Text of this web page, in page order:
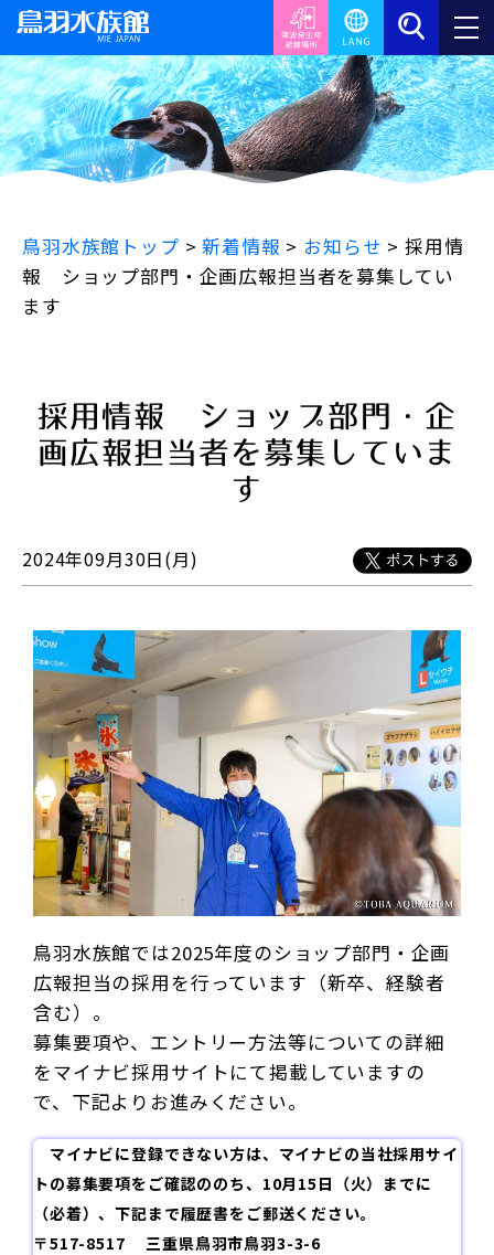
鳥羽水族館トップ >新着情報 > お知らせ >採用情
報 ショップ部門・企画広報担当者を募集してい
ます
採用情報 ショップ部門・企
画広報担当者を募集していま
す
2024年09月30日(月)
鳥羽水族館では2025年度のショップ部門・企画
広報担当の採用を行っています（新卒、経験者
含む）。
募集要項や、エントリー方法等についての詳細
をマイナビ採用サイトにて掲載していますの
で、下記よりお進みください。
マイナビに登録できない方は、マイナビの当社採用サイ
トの募集要項をご確認ののち、10月15日（火）までに
（必着）、下記まで履歴書をご郵送ください。
〒517-8517 三重県鳥羽市鳥羽3-3-6